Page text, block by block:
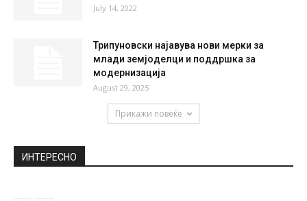
July 14, 2022
Трипуновски најавува нови мерки за
млади земјоделци и поддршка за
модернизација
August 29, 2025
Прикажи повеќе
ИНТЕРЕСНО